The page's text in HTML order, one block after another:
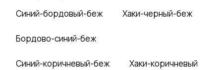
Синий-бордовый-беж Хаки-черный-беж
Бордово-синий-беж
Синий-коричневый-беж Хаки-коричневый